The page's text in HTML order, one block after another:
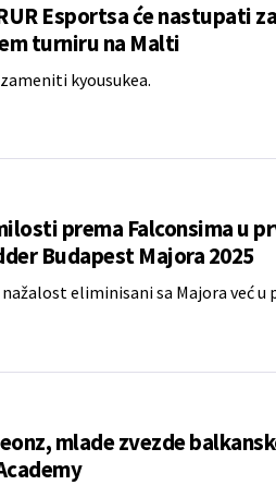
Esportsa će nastupati
turniru na Malti
kyousukea.
prema Falconsima u
Budapest Majora 2025
eliminisani sa Majora već
mlade zvezde